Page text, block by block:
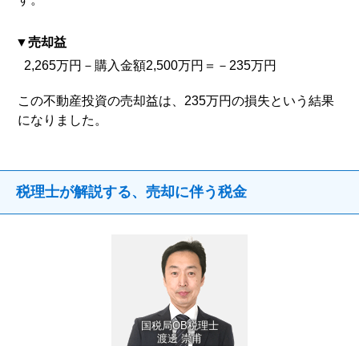
売却益
2,265万円－購入金額2,500万円＝－235万円
この不動産投資の売却益は、235万円の損失という結果
になりました。
税理士が解説する、売却に伴う税金
国税局OB税理士
渡邊 崇甫